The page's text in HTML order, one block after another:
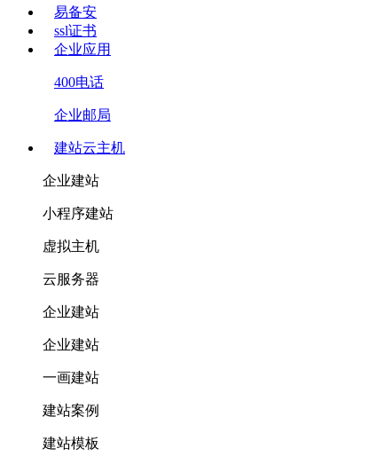
易备安
ssl证书
企业应用
400电话
企业邮局
建站云主机
企业建站
小程序建站
虚拟主机
云服务器
企业建站
企业建站
一画建站
建站案例
建站模板